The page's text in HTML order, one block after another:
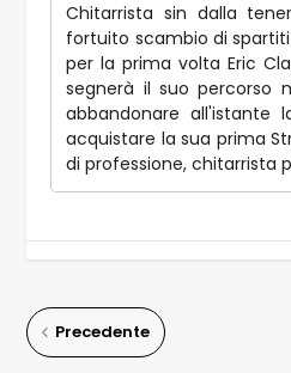
Chitarrista sin dalla
fortuito scambio di
per la prima volta Eric
segnerà il suo percorso
abbandonare all'istante
acquistare la sua prima
di professione, chitarrista
Precedente